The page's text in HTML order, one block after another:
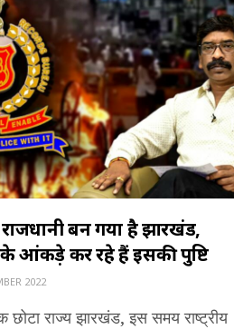
बन गया है झारखंड,
आंकड़े कर रहे हैं इसकी पुष्टि
2022
छोटा राज्य झारखंड, इस समय राष्ट्रीय